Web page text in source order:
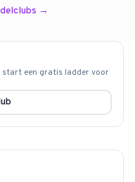
→
start een gratis ladder voor